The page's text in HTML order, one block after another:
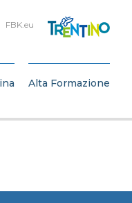
FBK.eu
Alta Formazione